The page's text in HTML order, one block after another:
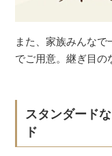
また、家族みんな
でご用意。継ぎ目の
スタンダード
ド